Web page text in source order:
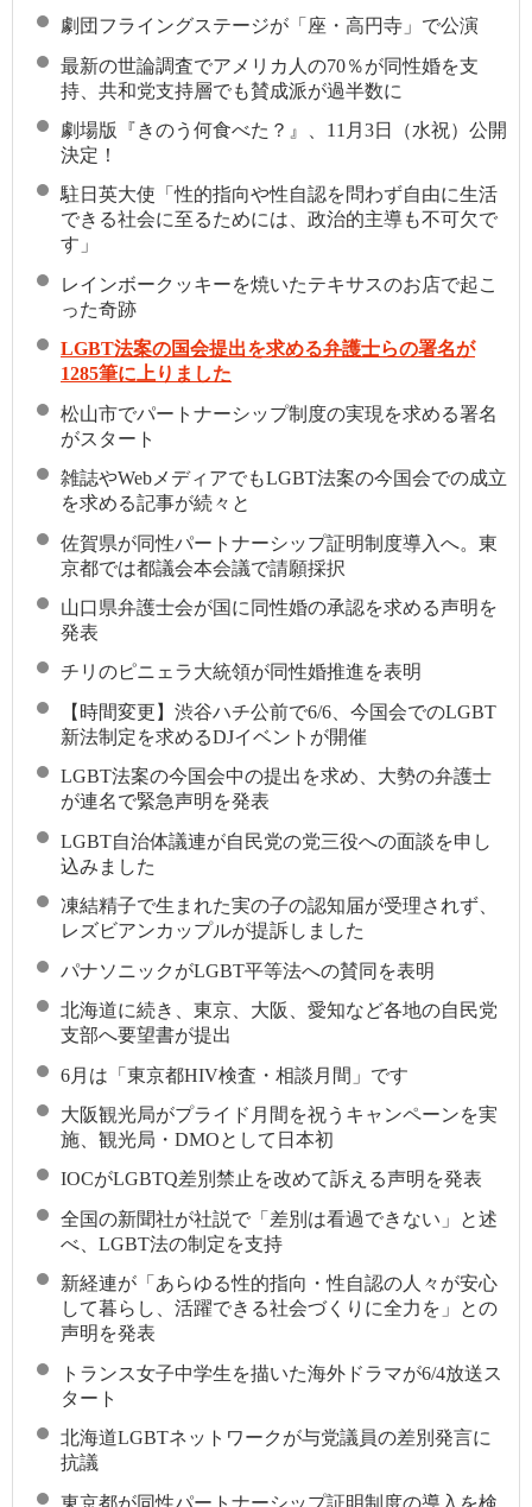
劇団フライングステージが「座・高円寺」で公演
最新の世論調査でアメリカ人の70％が同性婚を支
持、共和党支持層でも賛成派が過半数に
劇場版『きのう何食べた？』、11月3日（水祝）公開
決定！
駐日英大使「性的指向や性自認を問わず自由に生活
できる社会に至るためには、政治的主導も不可欠で
す」
レインボークッキーを焼いたテキサスのお店で起こ
った奇跡
LGBT法案の国会提出を求める弁護士らの署名が
1285筆に上りました
松山市でパートナーシップ制度の実現を求める署名
がスタート
雑誌やWebメディアでもLGBT法案の今国会での成立
を求める記事が続々と
佐賀県が同性パートナーシップ証明制度導入へ。東
京都では都議会本会議で請願採択
山口県弁護士会が国に同性婚の承認を求める声明を
発表
チリのピニェラ大統領が同性婚推進を表明
【時間変更】渋谷ハチ公前で6/6、今国会でのLGBT
新法制定を求めるDJイベントが開催
LGBT法案の今国会中の提出を求め、大勢の弁護士
が連名で緊急声明を発表
LGBT自治体議連が自民党の党三役への面談を申し
込みました
凍結精子で生まれた実の子の認知届が受理されず、
レズビアンカップルが提訴しました
パナソニックがLGBT平等法への賛同を表明
北海道に続き、東京、大阪、愛知など各地の自民党
支部へ要望書が提出
6月は「東京都HIV検査・相談月間」です
大阪観光局がプライド月間を祝うキャンペーンを実
施、観光局・DMOとして日本初
IOCがLGBTQ差別禁止を改めて訴える声明を発表
全国の新聞社が社説で「差別は看過できない」と述
べ、LGBT法の制定を支持
新経連が「あらゆる性的指向・性自認の人々が安心
して暮らし、活躍できる社会づくりに全力を」との
声明を発表
トランス女子中学生を描いた海外ドラマが6/4放送ス
タート
北海道LGBTネットワークが与党議員の差別発言に
抗議
東京都が同性パートナーシップ証明制度の導入を検